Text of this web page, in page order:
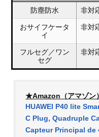
防塵防水 非対
おサイフケータ
イ
非対
フルセグ／ワン
セグ
非対
★Amazon（アマゾン
HUAWEI P40 lite
C Plug, Quadruple
Capteur Principal de